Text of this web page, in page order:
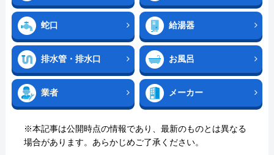
蛇口 給湯器
排水管・排水口 お風呂
業者 メーカー
※本記事は公開時点の情報であり、最新のものとは異なる
場合があります。あらかじめご了承ください。